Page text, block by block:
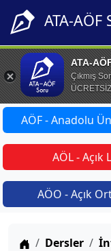
ATA-AÖF
ATA-
Çıkmış
AÖF - Anadolu
AÖL - Açık
AÖO - Açık
Anasayfa
Dersler